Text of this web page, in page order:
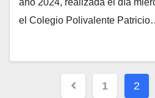
año 2024, realizada el día
el Colegio Polivalente
Paginación
1 2